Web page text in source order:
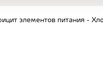
элементов питания -